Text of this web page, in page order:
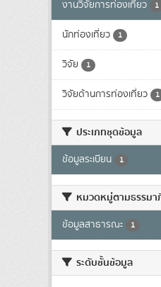
งานวิจัยการท่องเที่ยว 1
นักท่องเที่ยว 1
วิจัย 1
วิจัยด้านการท่องเที่ยว 1
ประเภทชุดข้อมูล
ข้อมูลระเบียน 1
หมวดหมู่ตามธรรม
ข้อมูลสาธารณะ 1
ระดับชั้นข้อมูล